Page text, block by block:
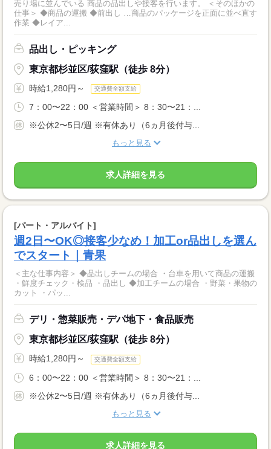
売り場に並んでいる 商品の品出しや接客を行います。 ＜そのほかの
仕事＞ ◆商品の運搬 ◆前出し …商品のパッケージを正面に並べ直す
作業 ◆レイア...
品出し・ピッキング
東京都杉並区/荻窪駅（徒歩 8分）
時給1,280円～ 交通費全額支給
7：00〜22：00 ＜営業時間＞ 8：30〜21：...
※公休2〜5日/週 ※有休あり（6ヵ月後付与...
もっと見る
求人詳細を見る
[パート・アルバイト]
週2日〜OK◎接客少なめ！加工or品出しを選ん
でスタート｜青果
＜主な仕事内容＞ ◆品出しチームの場合 ・台車を用いて商品の運搬
・鮮度チェック・検品 ・品出し ◆加工チームの場合 ・野菜・果物の
カット ・パッ...
デリ・惣菜販売・デパ地下・食品販売
東京都杉並区/荻窪駅（徒歩 8分）
時給1,280円～ 交通費全額支給
6：00〜22：00 ＜営業時間＞ 8：30〜21：...
※公休2〜5日/週 ※有休あり（6ヵ月後付与...
もっと見る
求人詳細を見る